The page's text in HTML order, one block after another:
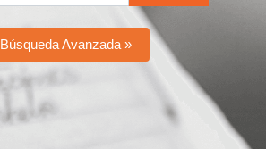
Búsqueda Avanzada »